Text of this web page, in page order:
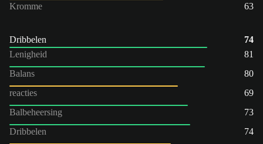
Kromme
63
Dribbelen
74
Lenigheid
81
Balans
80
reacties
69
Balbeheersing
73
Dribbelen
74